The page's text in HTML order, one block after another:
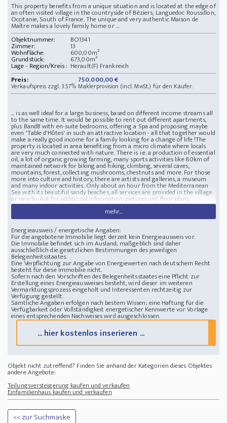
This property benefits from a unique situation and is located at the edge of
an often visited village in the countryside of Béziers, Languedoc Roussillon,
Occitanie, South of France. The unique and very authentic Maison de
Maître makes a lovely family home or ...
Objektnummer:
BO1341
Zimmer: 13
Wohnfläche: 600,00m²
Grundstück: 673,00m²
Lage - Region/Kreis : Herault(F) Frankreich
Preis:
750.000,00 €
Verkaufspreis zzgl. 3.57% Maklerprovision (incl. MwSt.) für den Käufer.
... is as well ideal for a large business, based on different income streams all
to the same time. It would be possible to rent out different apartments,
plus BandB with en-suite bedrooms, offering a Spa and proposing maybe
even 'Table d'Hôtes' in such an attractive location - all that together would
make a really good income for a family looking for a change of life !The
property is located in area benefiting from a micro climate where locals
are very much connected with nature. There is i.e. a production of essential
oil, a lot of organic growing farming, many sports activities like 80km of
maintained network for biking and hiking, climbing, several caves,
mountains, forest, collecting mushrooms, chestnuts and more. For those
more into culture and history, there are artists and galleries, a museum
and many indoor activities. Only about an hour from the Mediterranean
Sea with its beautiful sandy beaches, all services are provided in the village
or nearby. Ask for additional information, pictures and floor plans.
Description of the buildingFormer stable converted intoMain-Apartment
with 1 or 2 bedrooms according to business modelMain-Apartment (#1)
large open room with fitted kitchen, lounge with a stone fireplace and
dining area, large window doors, dining area gives direct access to the
terrace overlooking the river and the pretty village, a staircase leads to the
garden area along the river; large bedroom with dressing and mezzanine
for office; bathroom with Jacuzzi bath, shower, toilet and furniture with
basin. As an option the studio apartment (#2) could be integrated into the
main dwelling.Possible Studio apartment (#2) with independent accessA
large bedroom with gorgeous views over the river a
Zustand Baujahr: 1836Stellplatz Stellplätze: 0; Garagenplätze: 0
Außergewöhnliches großes Maison de Maitre
mehr...
34500 Béziers, Frankreich,
direkt am Wasser und unbeobachtet einzigartige Lage und am Rande eines
viel besuchten Dorfes in der Landschaft von Béziers, Languedoc Roussillon,
Okzitanien, Südfrankreich. Ein Gebiet, das von einem Mikroklima profitiert,
in dem die Einwohner sehr mit der Natur verbunden sind
Energieausweis / energetische Angaben:
Für die angebotene Immobilie liegt derzeit kein Energieausweis vor.
Die Immobilie befindet sich im Ausland; maßgeblich sind daher
ausschließlich die gesetzlichen Bestimmungen des jeweiligen
Belegenheitsstaates.
Eine Verpflichtung zur Angabe von Energiewerten nach deutschem Recht
besteht für diese Immobilie nicht.
Sofern nach den Vorschriften des Belegenheitsstaates eine Pflicht zur
Erstellung eines Energieausweises besteht, wird dieser im weiteren
Vermarktungsprozess eingeholt und Interessenten rechtzeitig zur
Verfügung gestellt.
Sämtliche Angaben erfolgen nach bestem Wissen; eine Haftung für die
Verfügbarkeit oder Vollständigkeit energetischer Kennwerte vor Vorlage
eines entsprechenden Nachweises wird ausgeschlossen.
... hier kostenlos inserieren ...
Objekt nicht zutreffend? Finden Sie anhand der Kategorien dieses Objektes
andere Angebote:
Teilungsversteigerung kaufen und verkaufen
Einfamilienhaus kaufen und verkaufen
<< zur Suchmaske